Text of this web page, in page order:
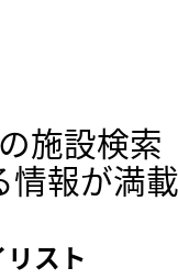
施設検索
情報が満載
スト